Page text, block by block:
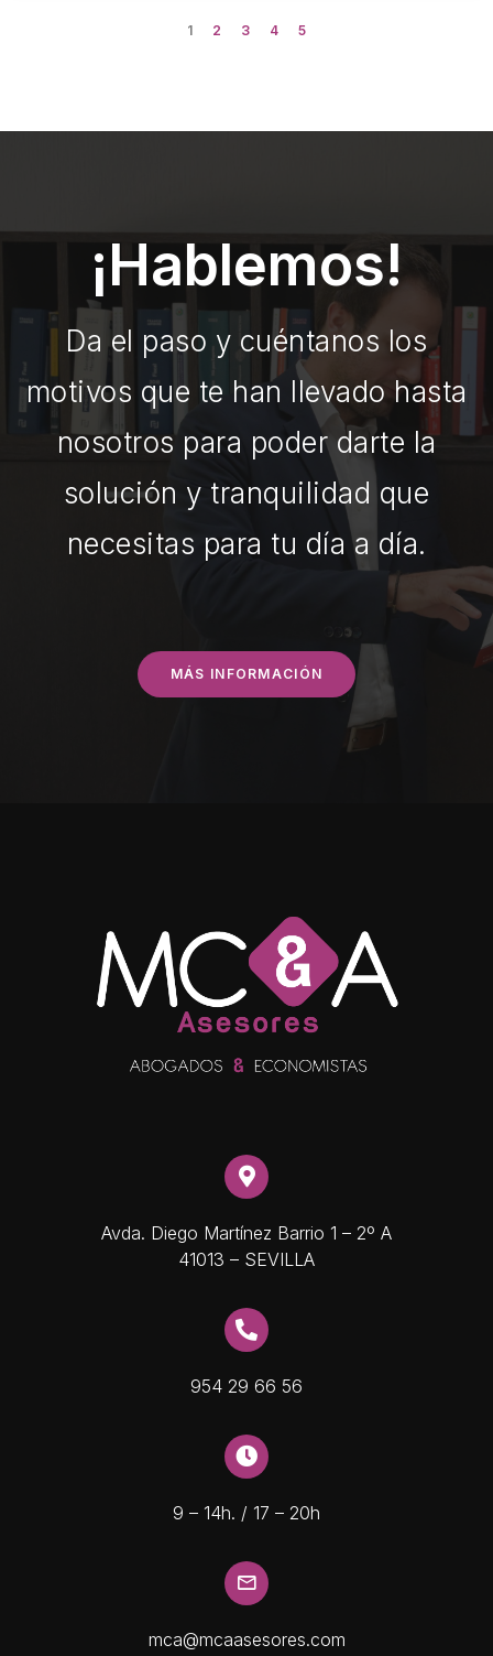
1 2 3 4 5
¡Hablemos!
Da el paso y cuéntanos los
motivos que te han llevado hasta
nosotros para poder darte la
solución y tranquilidad que
necesitas para tu día a día.
MÁS INFORMACIÓN
Avda. Diego Martínez Barrio 1 – 2º A
41013 – SEVILLA
954 29 66 56
9 – 14h. / 17 – 20h
mca@mcaasesores.com